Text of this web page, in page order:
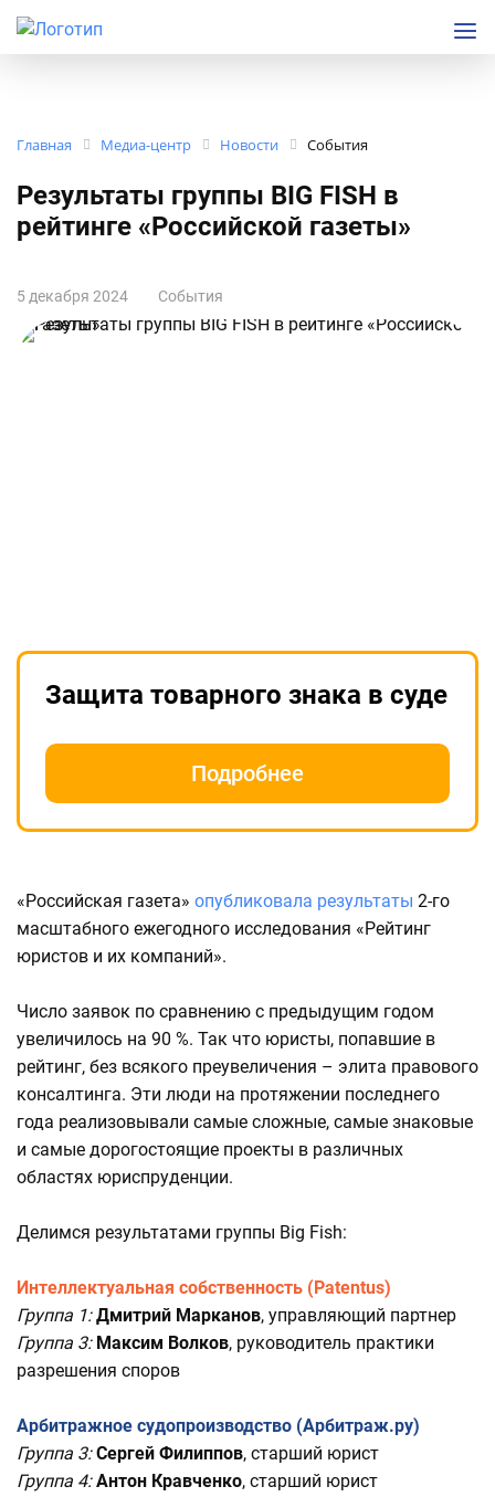
Главная Медиа-центр Новости События
Результаты группы BIG FISH в
рейтинге «Российской газеты»
5 декабря 2024 События
Защита товарного знака в суде
Подробнее
«Российская газета» опубликовала результаты 2-го
масштабного ежегодного исследования «Рейтинг
юристов и их компаний».
Число заявок по сравнению с предыдущим годом
увеличилось на 90 %. Так что юристы, попавшие в
рейтинг, без всякого преувеличения – элита правового
консалтинга. Эти люди на протяжении последнего
года реализовывали самые сложные, самые знаковые
и самые дорогостоящие проекты в различных
областях юриспруденции.
Делимся результатами группы Big Fish:
Интеллектуальная собственность (Patentus)
Группа 1: Дмитрий Марканов, управляющий партнер
Группа 3: Максим Волков, руководитель практики
разрешения споров
Арбитражное судопроизводство (Арбитраж.ру)
Группа 3: Сергей Филиппов, старший юрист
Группа 4: Антон Кравченко, старший юрист